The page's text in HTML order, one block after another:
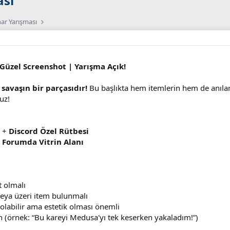
Yarışması
Screenshot | Yarışma Açık!
bir parçasıdır! Bu başlıkta hem itemlerin hem de
Discord Özel Rütbesi
Forumda Vitrin Alanı
olmalı
üzeri item bulunmalı
ama estetik olması önemli
(örnek: “Bu kareyi Medusa'yı tek keserken yakaladım!”)